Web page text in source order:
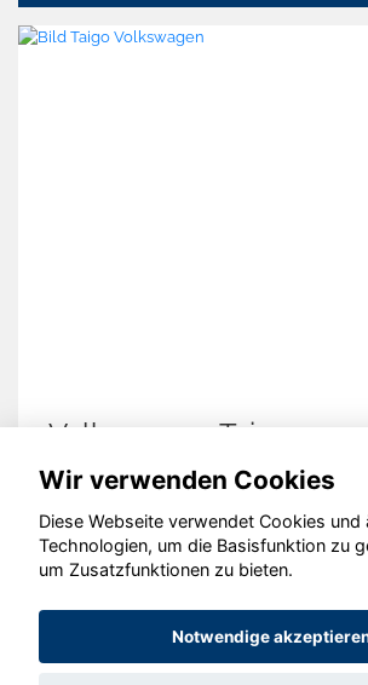
Volkswagen Taigo
© konjunkturmotor.de GmbH
Wir verwenden Cookies
Diese Webseite verwendet Cookies und
Technologien, um die Basisfunktion zu
um Zusatzfunktionen zu bieten.
Notwendige